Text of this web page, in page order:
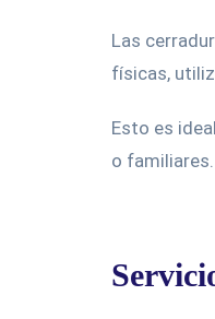
Las
físicas,
Esto es
o familiares.